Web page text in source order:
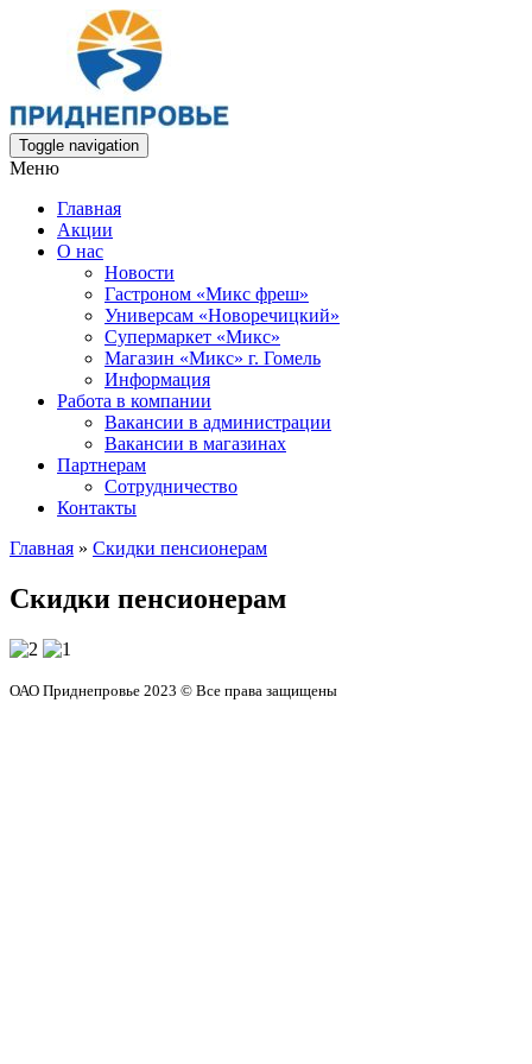
Toggle navigation
Меню
Главная
Акции
О нас
Новости
Гастроном «Микс фреш»
Универсам «Новоречицкий»
Супермаркет «Микс»
Магазин «Микс» г. Гомель
Информация
Работа в компании
Вакансии в администрации
Вакансии в магазинах
Партнерам
Сотрудничество
Контакты
Главная » Скидки пенсионерам
Скидки пенсионерам
ОАО Приднепровье 2023 © Все права защищены